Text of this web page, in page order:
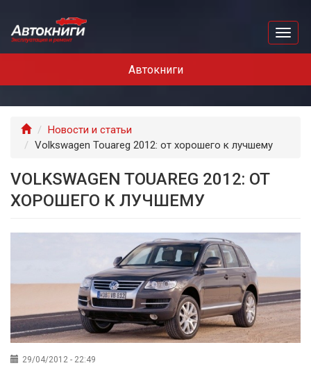
Автокниги
ГлавнаяНовости и статьи
Volkswagen Touareg 2012: от хорошего к лучшему
VOLKSWAGEN TOUAREG 2012: ОТ
ХОРОШЕГО К ЛУЧШЕМУ
29/04/2012 - 22:49